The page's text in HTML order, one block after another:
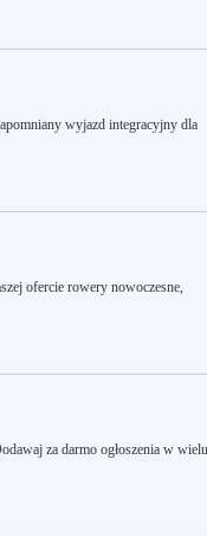
wyjazd integracyjny dla
ofercie rowery nowoczesne,
za darmo ogłoszenia w wielu